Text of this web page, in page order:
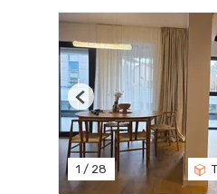
1 / 28
Previous